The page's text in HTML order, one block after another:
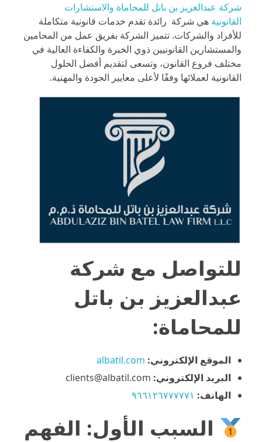
شركة عبدالعزيز بن باتل للمحاماة والاستشارات
القانونية هي شركة رائدة تقدم خدمات قانونية متكاملة
للأفراد والشركات. تتميز الشركة بفريق عمل من المحامين
والمستشارين القانونيين ذوي الخبرة والكفاءة العالية في
مختلف فروع القانون، وتسعى لتقديم أفضل الحلول
القانونية لعملائها وفقًا لأعلى معايير الجودة والمهنية.
للتواصل مع شركة
عبدالعزيز بن باتل
للمحاماة:
الموقع الإلكتروني: albatil.com
البريد الإلكتروني:
الهاتف: ٩٦٦١٢٦٧٧٧٧٧١
السبب الأول: الفهم